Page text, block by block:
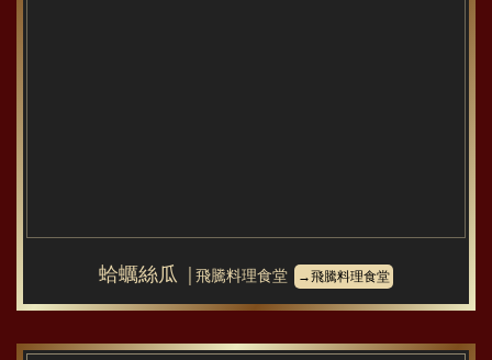
蛤蠣絲瓜 │飛騰料理食堂 →飛騰料理食堂